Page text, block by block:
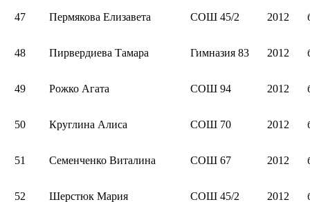
47 Пермякова Елизавета СОШ 45/2 2012
48 Пирвердиева Тамара Гимназия 83 2012
49 Рожко Агата СОШ 94 2012
50 Круглина Алиса СОШ 70 2012
51 Семенченко Виталина СОШ 67 2012
52 Шерстюк Мария СОШ 45/2 2012